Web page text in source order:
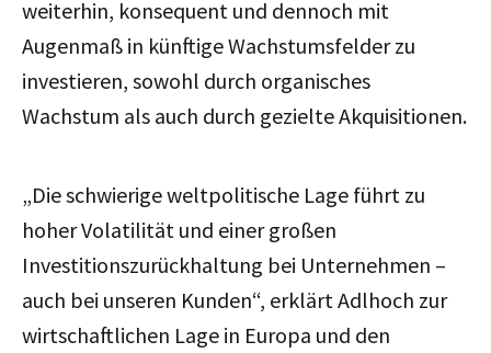
weiterhin, konsequent und dennoch mit
Augenmaß in künftige Wachstumsfelder zu
investieren, sowohl durch organisches
Wachstum als auch durch gezielte Akquisitionen.
„Die schwierige weltpolitische Lage führt zu
hoher Volatilität und einer großen
Investitionszurückhaltung bei Unternehmen –
auch bei unseren Kunden“, erklärt Adlhoch zur
wirtschaftlichen Lage in Europa und den